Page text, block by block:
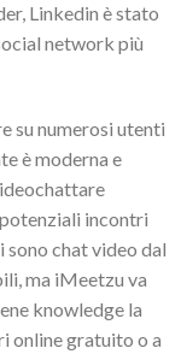
Linkedin è stato
network più
su numerosi utenti
è moderna e
incontri
sono chat video dal
ma iMeetzu va
knowledge la
online gratuito o a